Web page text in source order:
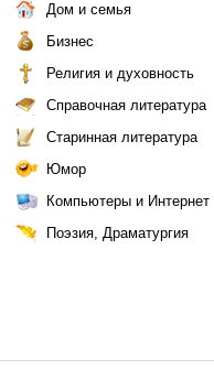
Дом и семья
Бизнес
Религия и духовность
Справочная литература
Старинная литература
Юмор
Компьютеры и Интернет
Поэзия, Драматургия